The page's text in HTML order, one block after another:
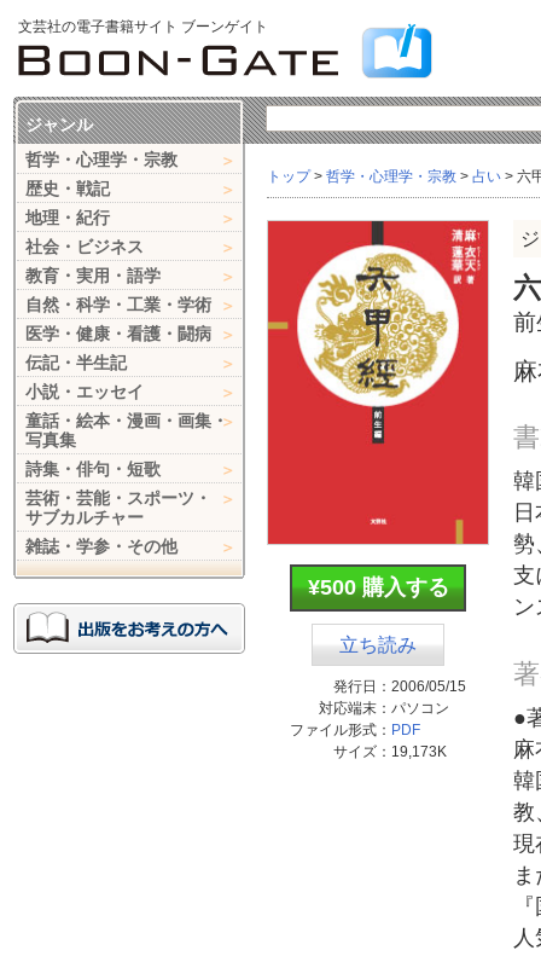
文芸社の電子書籍サイト ブーンゲイト
トップ> 哲学・心理学・宗教 > 占い > 六
¥500 購入する
立ち読み
発行日： 2006/05/15
対応端末： パソコン
ファイル形式： PDF
サイズ： 19,173K
前
韓
勢
支
●
麻
韓
教
現
ジャンル
哲学・心理学・宗教
歴史・戦記
地理・紀行
社会・ビジネス
教育・実用・語学
自然・科学・工業・学術
医学・健康・看護・闘病
伝記・半生記
小説・エッセイ
童話・絵本・漫画・画集・
写真集
詩集・俳句・短歌
芸術・芸能・スポーツ・
サブカルチャー
雑誌・学参・その他